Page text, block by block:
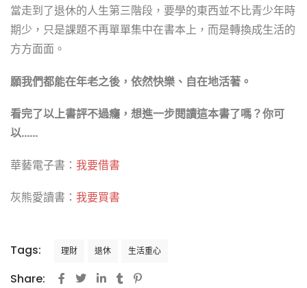
當走到了退休的人生第三階段，要學的東西並不比青少年時
期少，只是課題不再單單集中在書本上，而是轉換成生活的
方方面面。
願我們都能在年老之後，依然快樂、自在地活著。
看完了以上書評不過癮，想進一步閱讀這本書了嗎？你可
以……
華藝電子書： 我要借書
灰熊愛讀書： 我要買書
Tags: 理財 退休 生活重心
Share: